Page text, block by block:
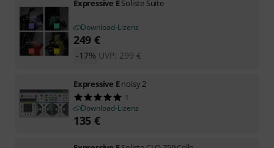
Expressive ESoliste Suite
Download-Lizenz
249 €
UVP: 299 €
-17%
Expressive Enoisy 2
1
Download-Lizenz
135 €